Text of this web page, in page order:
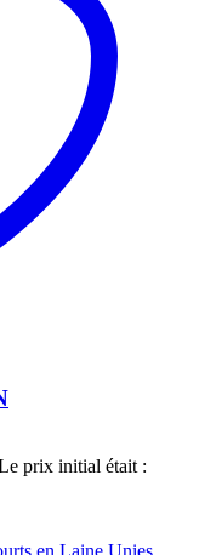
prix initial était :